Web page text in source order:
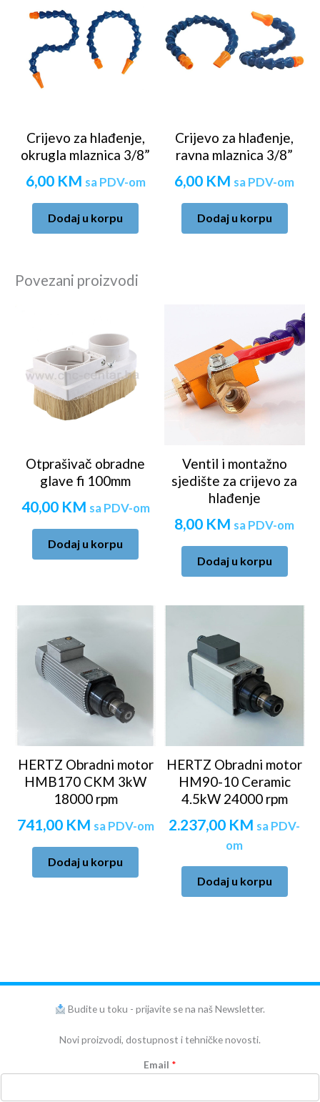
Crijevo za hlađenje,
okrugla mlaznica 3/8”
6,00 KM sa PDV-om
Dodaj u korpu
Crijevo za hlađenje,
ravna mlaznica 3/8”
6,00 KM sa PDV-om
Dodaj u korpu
Povezani proizvodi
Otprašivač obradne
glave fi 100mm
40,00 KM sa PDV-om
Dodaj u korpu
Ventil i montažno
sjedište za crijevo za
hlađenje
8,00 KM sa PDV-om
Dodaj u korpu
HERTZ Obradni motor
HMB170 CKM 3kW
18000 rpm
741,00 KM sa PDV-om
Dodaj u korpu
HERTZ Obradni motor
HM90-10 Ceramic
4.5kW 24000 rpm
2.237,00 KM sa PDV-
om
Dodaj u korpu
Budite u toku - prijavite se na naš Newsletter.
Novi proizvodi, dostupnost i tehničke novosti.
Email *